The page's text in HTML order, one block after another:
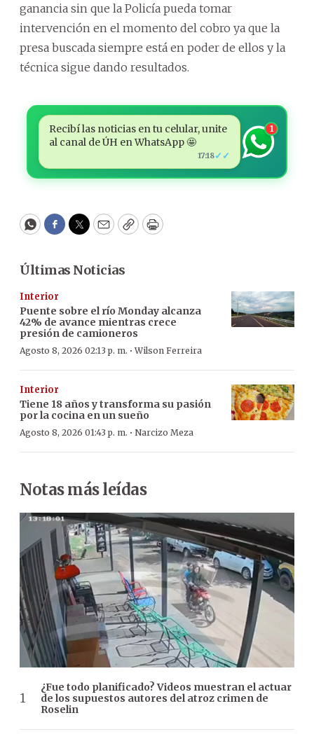
ganancia sin que la Policía pueda tomar
intervención en el momento del cobro ya que la
presa buscada siempre está en poder de ellos y la
técnica sigue dando resultados.
Recibí las noticias en tu celular, unite
al canal de ÚH en WhatsApp 🤩
17:18✓✓
1
WhatsApp
Facebook
Twitter
EmailCopyPrint
Últimas Noticias
Interior
Puente sobre el río Monday alcanza
42% de avance mientras crece
presión de camioneros
Agosto 8, 2026 02:13 p. m. ·Wilson Ferreira
Interior
Tiene 18 años y transforma su pasión
por la cocina en un sueño
Agosto 8, 2026 01:43 p. m. · Narcizo Meza
Notas más leídas
¿Fue todo planificado? Videos muestran el actuar
de los supuestos autores del atroz crimen de
Roselin